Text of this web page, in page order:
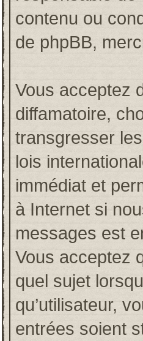
contenu ou
de phpBB,
Vous acceptez
diffamatoire,
transgresser
lois
immédiat et
à Internet si
messages est
Vous acceptez
quel sujet
qu’utilisateur,
entrées soient